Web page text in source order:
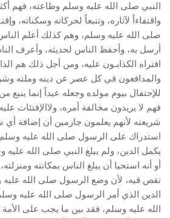
النبي صلى الله عليه وسلم وطاعته، فهم
واقتفاءاً لآثاره، وتتبعاً لحركاته وسكناته،
صلى الله عليه وسلم، وهم كذلك أعلم
أرسل به، وأحفظ الناس لحديثه، وأعرف
افتراه الكذابـون عليه، ومن أجل ذلك هم
والمدافعون في كل عصر عن دينه وملته
للإحتفال بيوم مولده وجعله عيداً إنما ينبع
فهم لا يريدون مخالفة أمره، ولاالإفتئات
شريعته لأنهم يعلمون جازمين أن إضافة أي
استدراك على الرسول صلى الله عليه
يكمل الدين، ولم يبلغ النبي صلى الله عليه
أو أنه استحيا أن يبلغ الناس بمكانته
نقص فيه، لأن وضع الرسول صلى الله
الدين الذي أمر الرسول صلى الله عليه
الله عليه وسلم، فقد بين ما يجب على الأمة